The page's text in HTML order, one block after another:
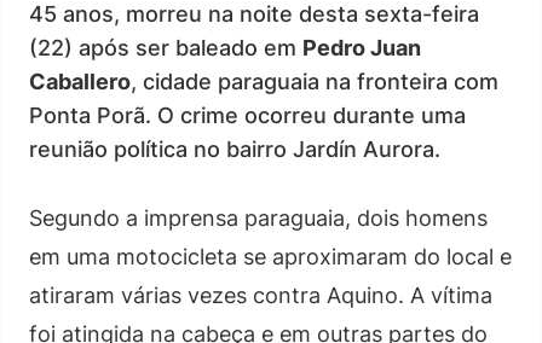
45 anos, morreu na noite desta sexta-feira
(22) após ser baleado em Pedro Juan
Caballero, cidade paraguaia na fronteira com
Ponta Porã. O crime ocorreu durante uma
reunião política no bairro Jardín Aurora.
Segundo a imprensa paraguaia, dois homens
em uma motocicleta se aproximaram do local e
atiraram várias vezes contra Aquino. A vítima
foi atingida na cabeça e em outras partes do